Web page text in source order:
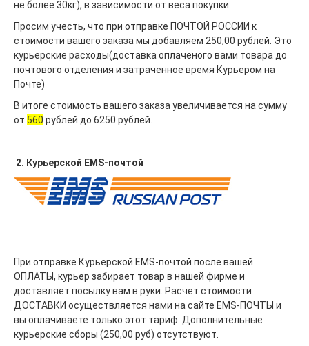
не более 30кг), в зависимости от веса покупки.
Просим учесть, что при отправке ПОЧТОЙ РОССИИ к
стоимости вашего заказа мы добавляем 250,00 рублей. Это
курьерские расходы(доставка оплаченого вами товара до
почтового отделения и затраченное время Курьером на
Почте)
В итоге стоимость вашего заказа увеличивается на сумму
от 560 рублей до 6250 рублей.
2. Курьерской EMS-почтой
При отправке Курьерской EMS-почтой после вашей
ОПЛАТЫ, курьер забирает товар в нашей фирме и
доставляет посылку вам в руки. Расчет стоимости
ДОСТАВКИ осуществляется нами на сайте EMS-ПОЧТЫ и
вы оплачиваете только этот тариф. Дополнительные
курьерские сборы (250,00 руб) отсутствуют.